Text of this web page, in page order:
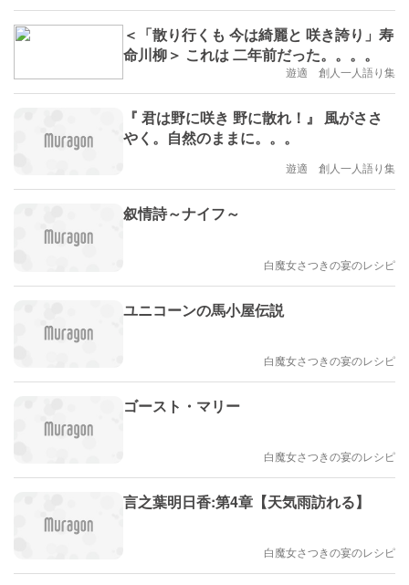
＜「散り行くも 今は綺麗と 咲き誇り」寿
命川柳＞ これは 二年前だった。。。。
遊適 創人一人語り集
『 君は野に咲き 野に散れ！』 風がささ
やく。自然のままに。。。
遊適 創人一人語り集
叙情詩～ナイフ～
白魔女さつきの宴のレシピ
ユニコーンの馬小屋伝説
白魔女さつきの宴のレシピ
ゴースト・マリー
白魔女さつきの宴のレシピ
言之葉明日香:第4章【天気雨訪れる】
白魔女さつきの宴のレシピ